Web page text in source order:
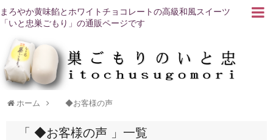
まろやか黄味餡とホワイトチョコレートの高級和風スイーツ
「いと忠巣ごもり」の通販ページです
ホーム ◆お客様の声
◆お客様の声 一覧